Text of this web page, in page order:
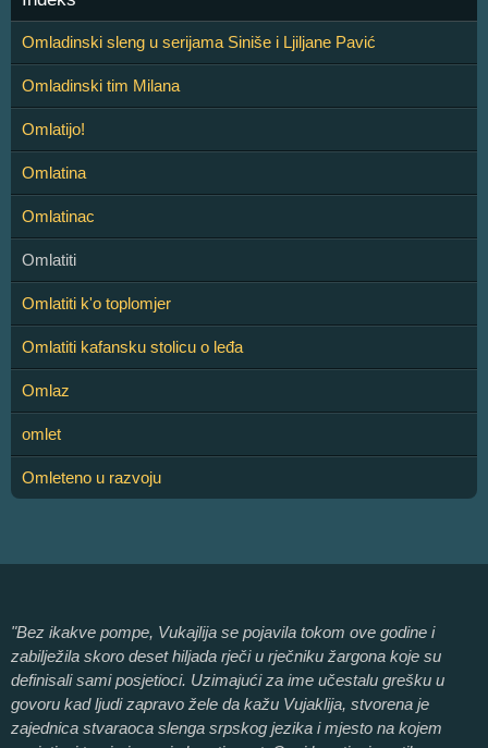
Omladinski sleng u serijama Siniše i Ljiljane Pavić
Omladinski tim Milana
Omlatijo!
Omlatina
Omlatinac
Omlatiti
Omlatiti k'o toplomjer
Omlatiti kafansku stolicu o leđa
Omlaz
omlet
Omleteno u razvoju
"Bez ikakve pompe, Vukajlija se pojavila tokom ove godine i
zabilježila skoro deset hiljada rječi u rječniku žargona koje su
definisali sami posjetioci. Uzimajući za ime učestalu grešku u
govoru kad ljudi zapravo žele da kažu Vujaklija, stvorena je
zajednica stvaraoca slenga srpskog jezika i mjesto na kojem